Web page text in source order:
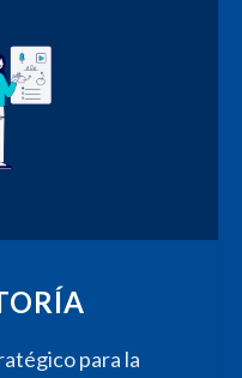
para la